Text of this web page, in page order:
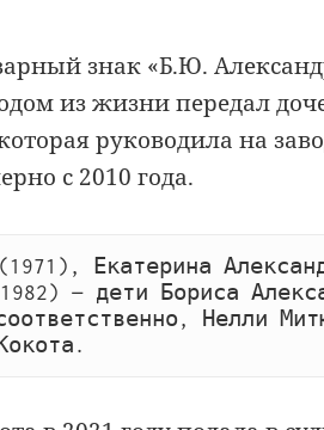
знак «Б.Ю.
из жизни передал
руководила на
с 2010 года.
Екатерина
— дети Бориса
Нелли